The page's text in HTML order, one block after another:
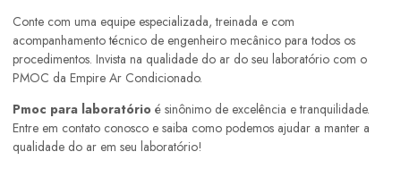
Conte com uma equipe especializada, treinada e com
acompanhamento técnico de engenheiro mecânico para todos os
procedimentos. Invista na qualidade do ar do seu laboratório com o
PMOC da Empire Ar Condicionado.
Pmoc para laboratório é sinônimo de excelência e tranquilidade.
Entre em contato conosco e saiba como podemos ajudar a manter a
qualidade do ar em seu laboratório!